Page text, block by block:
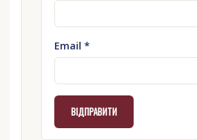
Email *